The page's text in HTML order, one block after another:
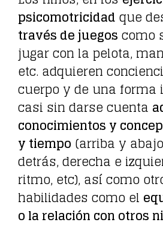
psicomotricidadque
través de juegoscomo
jugar con la pelota,
etc. adquieren
cuerpo y de una
casi sin darse cuenta
conocimientos y
y tiempo (arriba y
detrás, derecha e
ritmo, etc), así como
habilidades como el
o la relación con otros